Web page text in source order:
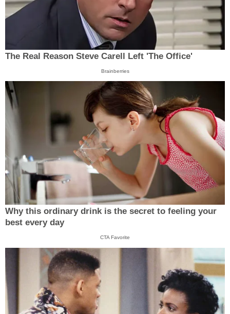
The Real Reason Steve Carell Left 'The Office'
Brainberries
Why this ordinary drink is the secret to feeling your
best every day
CTA Favorite